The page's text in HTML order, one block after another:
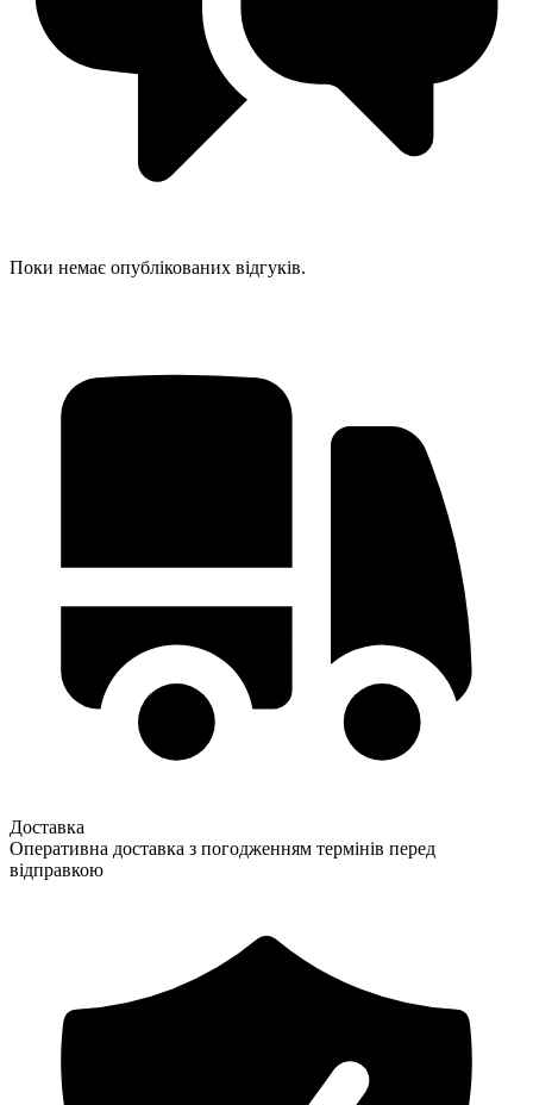
Поки немає опублікованих відгуків.
Доставка
Оперативна доставка з погодженням термінів перед
відправкою